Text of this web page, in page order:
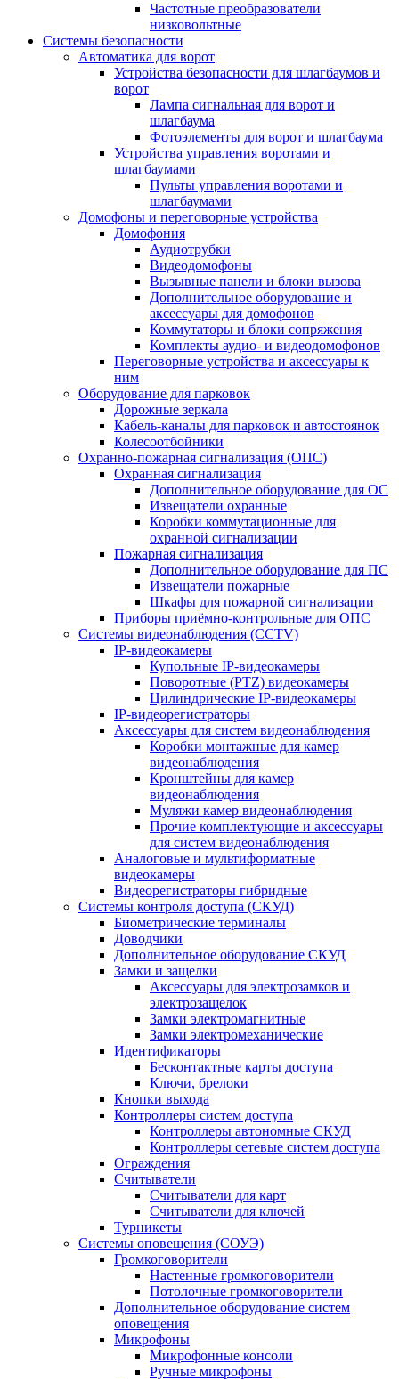
Частотные преобразователи
низковольтные
Системы безопасности
Автоматика для ворот
Устройства безопасности для шлагбаумов и
ворот
Лампа сигнальная для ворот и
шлагбаума
Фотоэлементы для ворот и шлагбаума
Устройства управления воротами и
шлагбаумами
Пульты управления воротами и
шлагбаумами
Домофоны и переговорные устройства
Домофония
Аудиотрубки
Видеодомофоны
Вызывные панели и блоки вызова
Дополнительное оборудование и
аксессуары для домофонов
Коммутаторы и блоки сопряжения
Комплекты аудио- и видеодомофонов
Переговорные устройства и аксессуары к
ним
Оборудование для парковок
Дорожные зеркала
Кабель-каналы для парковок и автостоянок
Колесоотбойники
Охранно-пожарная сигнализация (ОПС)
Охранная сигнализация
Дополнительное оборудование для ОС
Извещатели охранные
Коробки коммутационные для
охранной сигнализации
Пожарная сигнализация
Дополнительное оборудование для ПС
Извещатели пожарные
Шкафы для пожарной сигнализации
Приборы приёмно-контрольные для ОПС
Системы видеонаблюдения (CCTV)
IP-видеокамеры
Купольные IP-видеокамеры
Поворотные (PTZ) видеокамеры
Цилиндрические IP-видеокамеры
IP-видеорегистраторы
Аксессуары для систем видеонаблюдения
Коробки монтажные для камер
видеонаблюдения
Кронштейны для камер
видеонаблюдения
Муляжи камер видеонаблюдения
Прочие комплектующие и аксессуары
для систем видеонаблюдения
Аналоговые и мультиформатные
видеокамеры
Видеорегистраторы гибридные
Системы контроля доступа (СКУД)
Биометрические терминалы
Доводчики
Дополнительное оборудование СКУД
Замки и защелки
Аксессуары для электрозамков и
электрозащелок
Замки электромагнитные
Замки электромеханические
Идентификаторы
Бесконтактные карты доступа
Ключи, брелоки
Кнопки выхода
Контроллеры систем доступа
Контроллеры автономные СКУД
Контроллеры сетевые систем доступа
Ограждения
Считыватели
Считыватели для карт
Считыватели для ключей
Турникеты
Системы оповещения (СОУЭ)
Громкоговорители
Настенные громкоговорители
Потолочные громкоговорители
Дополнительное оборудование систем
оповещения
Микрофоны
Микрофонные консоли
Ручные микрофоны